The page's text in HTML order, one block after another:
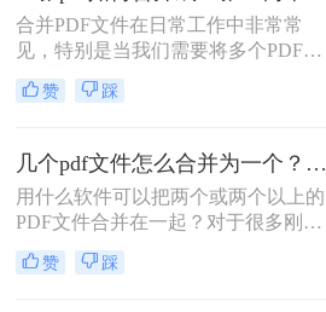
份详细的操作指南，帮助您轻松合并
多个PDF文件，并提供一些实用技
巧，以便更好地利用PDF文件。
合并PDF文件在日常工作中非常常
见，特别是当我们需要将多个PDF文
件合为一张时。那么，三张pdf如何合
并成一张呢？本文将介绍三种简便方
一张，让工作更加便捷高效。
赞 踩
几个pdf文件怎么合并为一个？两种简单方法分享！
用什么软件可以把两个或两个以上的
PDF文件合并在一起？对于很多刚进
入职场的朋友来说，因为没有经常接
触到PDF格式的文件，编辑这类文件
赞 踩